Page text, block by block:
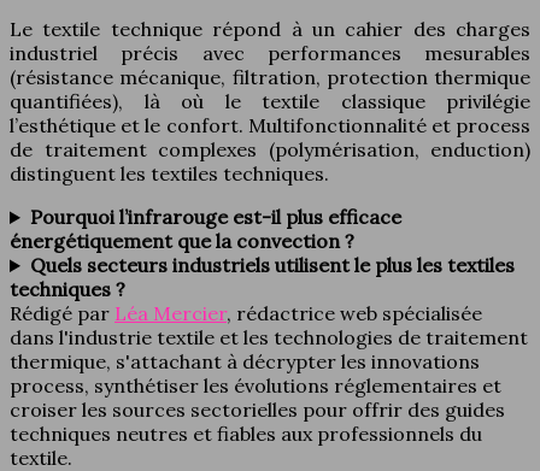
Le textile technique répond à un cahier des charges
industriel précis avec performances mesurables
(résistance mécanique, filtration, protection thermique
quantifiées), là où le textile classique privilégie
l’esthétique et le confort. Multifonctionnalité et process
de traitement complexes (polymérisation, enduction)
distinguent les textiles techniques.
Pourquoi l’infrarouge est-il plus efficace
énergétiquement que la convection ?
Quels secteurs industriels utilisent le plus les textiles
techniques ?
Rédigé par Léa Mercier, rédactrice web spécialisée
dans l'industrie textile et les technologies de traitement
thermique, s'attachant à décrypter les innovations
process, synthétiser les évolutions réglementaires et
croiser les sources sectorielles pour offrir des guides
techniques neutres et fiables aux professionnels du
textile.